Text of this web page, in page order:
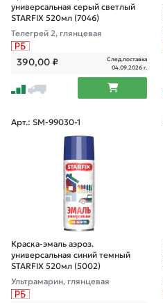
универсальная серый светлый
STARFIX 520мл (7046)
Телегрей 2, глянцевая
390,00₽
След.поставка
04.09.2026 г.
Арт.: SM-99030-1
Краска-эмаль аэроз.
универсальная синий темный
STARFIX 520мл (5002)
Ультрамарин, глянцевая